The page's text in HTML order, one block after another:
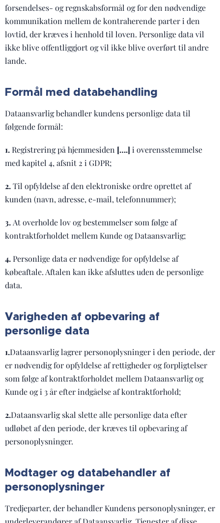
forsendelses- og regnskabsformål og for den nødvendige
kommunikation mellem de kontraherende parter i den
lovtid, der kræves i henhold til loven. Personlige data vil
ikke blive offentliggjort og vil ikke blive overført til andre
lande.
Formål med databehandling
Dataansvarlig behandler kundens personlige data til
følgende formål:
1.Registrering på hjemmesiden [….] i overensstemmelse
med kapitel 4, afsnit 2 i GDPR;
2.Til opfyldelse af den elektroniske ordre oprettet af
kunden (navn, adresse, e-mail, telefonnummer);
3. At overholde lov og bestemmelser som følge af
kontraktforholdet mellem Kunde og Dataansvarlig;
4.Personlige data er nødvendige for opfyldelse af
købeaftale. Aftalen kan ikke afsluttes uden de personlige
data.
Varigheden af opbevaring af
personlige data
1.Dataansvarlig lagrer personoplysninger i den periode, der
er nødvendig for opfyldelse af rettigheder og forpligtelser
som følge af kontraktforholdet mellem Dataansvarlig og
Kunde og i 3 år efter indgåelse af kontraktforhold;
2.Dataansvarlig skal slette alle personlige data efter
udløbet af den periode, der kræves til opbevaring af
personoplysninger.
Modtager og databehandler af
personoplysninger
Tredjeparter, der behandler Kundens personoplysninger, er